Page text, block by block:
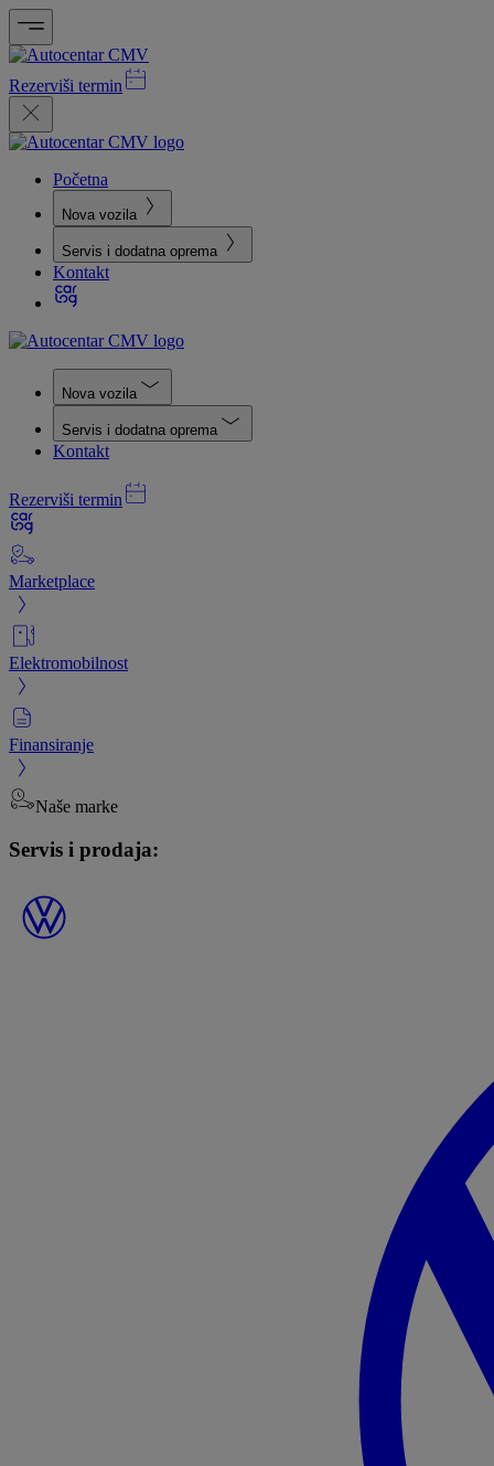
Rezerviši termin
Početna
Nova vozila
Servis i dodatna oprema
Kontakt
Nova vozila
Servis i dodatna oprema
Kontakt
Rezerviši termin
Marketplace
Elektromobilnost
Finansiranje
Naše marke
Servis i prodaja: